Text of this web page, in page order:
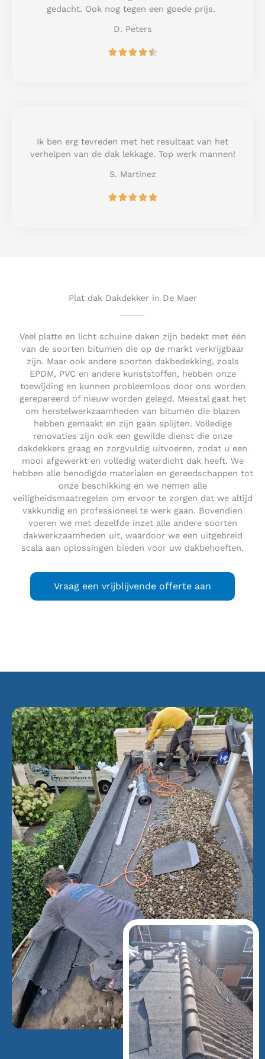
f
gedacht. Ook nog tegen een goede prijs.
D. Peters

f
Ik ben erg tevreden met het resultaat van het
verhelpen van de dak lekkage. Top werk mannen!
S. Martinez
R
Plat dak Dakdekker in De Maer
Veel platte en licht schuine daken zijn bedekt met één
van de soorten bitumen die op de markt verkrijgbaar
zijn. Maar ook andere soorten dakbedekking, zoals
EPDM, PVC en andere kunststoffen, hebben onze
toewijding en kunnen probleemloos door ons worden
gerepareerd of nieuw worden gelegd. Meestal gaat het
om herstelwerkzaamheden van bitumen die blazen
hebben gemaakt en zijn gaan splijten. Volledige
renovaties zijn ook een gewilde dienst die onze
dakdekkers graag en zorgvuldig uitvoeren, zodat u een
mooi afgewerkt en volledig waterdicht dak heeft. We
hebben alle benodigde materialen en gereedschappen tot
onze beschikking en we nemen alle
veiligheidsmaatregelen om ervoor te zorgen dat we altijd
vakkundig en professioneel te werk gaan. Bovendien
voeren we met dezelfde inzet alle andere soorten
dakwerkzaamheden uit, waardoor we een uitgebreid
scala aan oplossingen bieden voor uw dakbehoeften.
Vraag een vrijblijvende offerte aan